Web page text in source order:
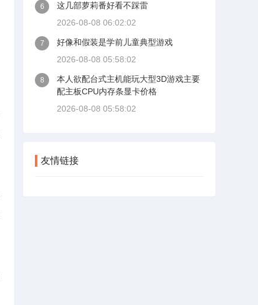
6
这几部萝莉番好看不踩雷
2026-08-08 06:02:02
7
好像和假装是学前儿童典型游戏
2026-08-08 05:58:02
8
本人欲配台式主机能玩大型3D游戏主要
配主板CPU内存条显卡价格
2026-08-08 05:58:02
友情链接